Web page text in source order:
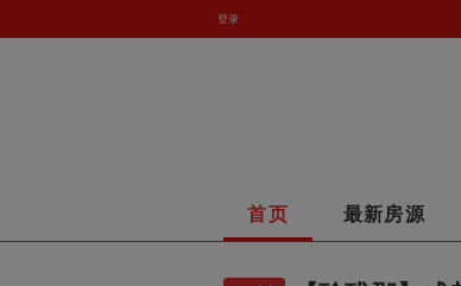
登录
首页 最新房源